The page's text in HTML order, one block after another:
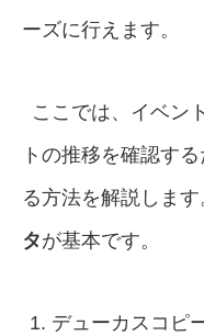
ーズに行えます。
ここでは、イベン
トの推移を確認す
る方法を解説しま
タが基本です。
デューカスコピ